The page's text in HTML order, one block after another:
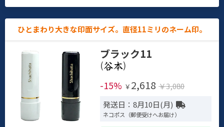
ひとまわり大きな印面サイズ。直径11ミリのネーム印。
ブラック11
(
)
-15% ￥ 2,618 ￥3,080
発送日：8月10日(月)
ネコポス（郵便受けへお届け）